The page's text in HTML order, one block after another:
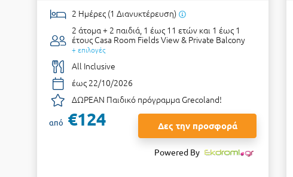
2 Ημέρες (1 Διανυκτέρευση)
2 άτομα + 2 παιδιά, 1 έως 11 ετών και 1 έως 1
έτους Casa Room Fields View & Private Balcony
+ επιλογές
All Inclusive
έως 22/10/2026
ΔΩΡΕΑΝ Παιδικό πρόγραμμα Grecoland!
από €124 Δες την προσφορά
Powered By